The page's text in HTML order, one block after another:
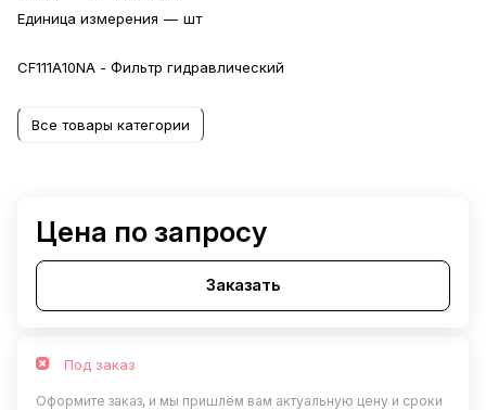
Единица измерения — шт
CF111A10NA - Фильтр гидравлический
Все товары категории
Цена по запросу
Заказать
Под заказ
Оформите заказ, и мы пришлём вам актуальную цену и сроки